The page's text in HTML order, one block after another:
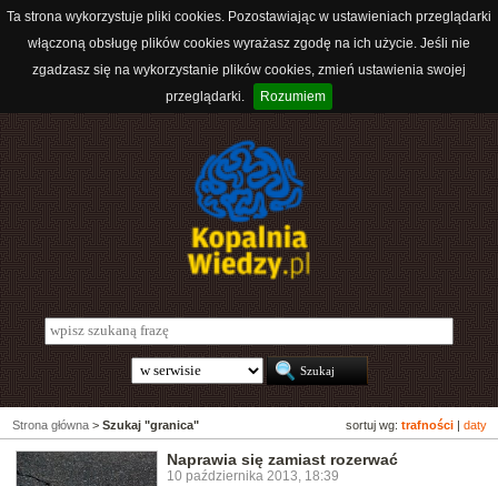
Ta strona wykorzystuje pliki cookies. Pozostawiając w ustawieniach przeglądarki
włączoną obsługę plików cookies wyrażasz zgodę na ich użycie. Jeśli nie
zgadzasz się na wykorzystanie plików cookies, zmień ustawienia swojej
przeglądarki.
Rozumiem
sortuj wg: trafności daty
Strona główna > Szukaj "granica"
Naprawia się zamiast rozerwać
10 października 2013, 18:39